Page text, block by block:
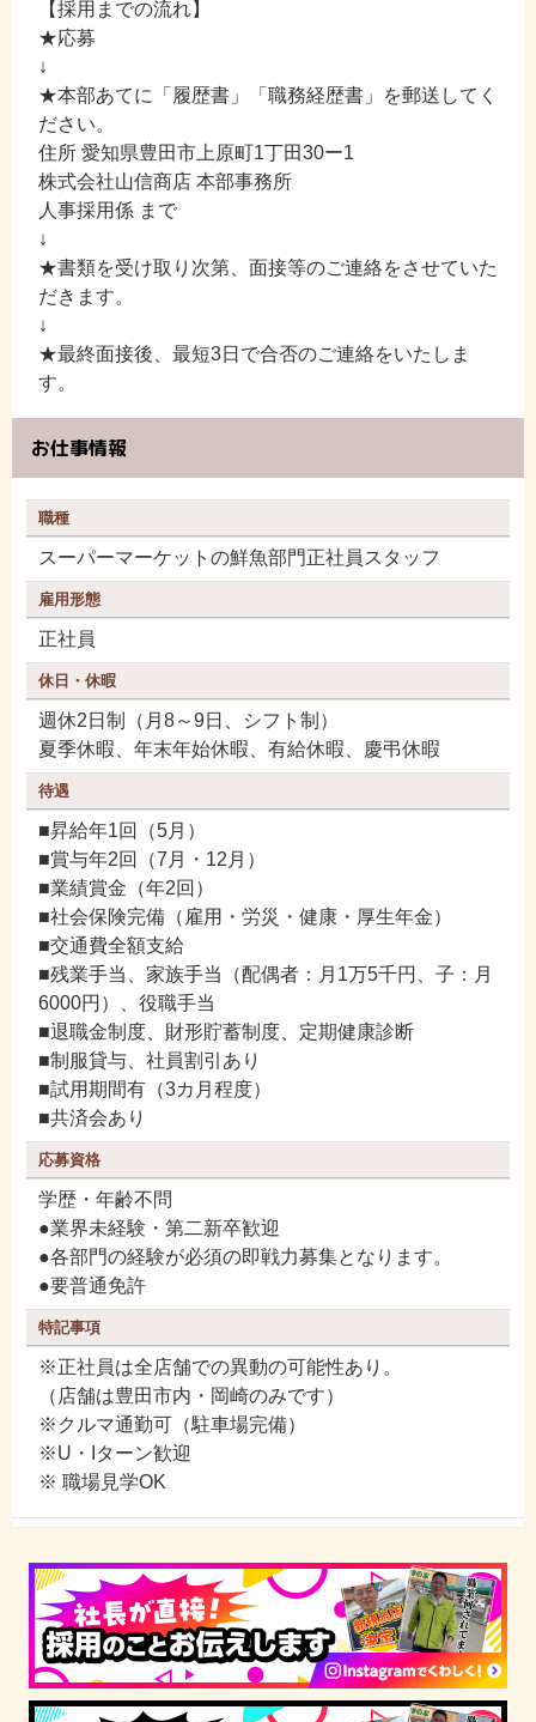
【採用までの流れ】
★応募
↓
★本部あてに「履歴書」「職務経歴書」を郵送してく
ださい。
住所 愛知県豊田市上原町1丁田30ー1
株式会社山信商店 本部事務所
人事採用係 まで
↓
★書類を受け取り次第、面接等のご連絡をさせていた
だきます。
↓
★最終面接後、最短3日で合否のご連絡をいたしま
す。
お仕事情報
職種
スーパーマーケットの鮮魚部門正社員スタッフ
雇用形態
正社員
休日・休暇
週休2日制（月8～9日、シフト制）
夏季休暇、年末年始休暇、有給休暇、慶弔休暇
待遇
■昇給年1回（5月）
■賞与年2回（7月・12月）
■業績賞金（年2回）
■社会保険完備（雇用・労災・健康・厚生年金）
■交通費全額支給
■残業手当、家族手当（配偶者：月1万5千円、子：月
6000円）、役職手当
■退職金制度、財形貯蓄制度、定期健康診断
■制服貸与、社員割引あり
■試用期間有（3カ月程度）
■共済会あり
応募資格
学歴・年齢不問
●業界未経験・第二新卒歓迎
●各部門の経験が必須の即戦力募集となります。
●要普通免許
特記事項
※正社員は全店舗での異動の可能性あり。
（店舗は豊田市内・岡崎のみです）
※クルマ通勤可（駐車場完備）
※U・Iターン歓迎
※ 職場見学OK